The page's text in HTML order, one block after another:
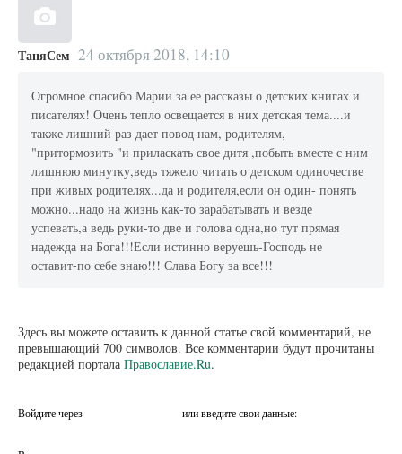
ТаняСем 24 октября 2018, 14:10
Огромное спасибо Марии за ее рассказы о детских книгах и
писателях! Очень тепло освещается в них детская тема....и
также лишний раз дает повод нам, родителям,
"притормозить "и приласкать свое дитя ,побыть вместе с ним
лишнюю минутку,ведь тяжело читать о детском одиночестве
при живых родителях...да и родителя,если он один- понять
можно...надо на жизнь как-то зарабатывать и везде
успевать,а ведь руки-то две и голова одна,но тут прямая
надежда на Бога!!!Если истинно веруешь-Господь не
оставит-по себе знаю!!! Слава Богу за все!!!
Здесь вы можете оставить к данной статье свой комментарий, не
превышающий 700 символов. Все комментарии будут прочитаны
редакцией портала Православие.Ru.
Войдите через или введите свои данные: